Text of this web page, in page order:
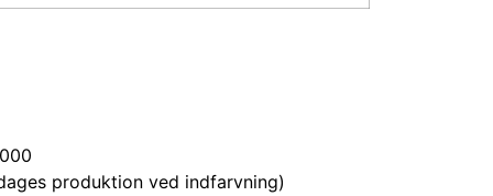
produktion ved indfarvning)